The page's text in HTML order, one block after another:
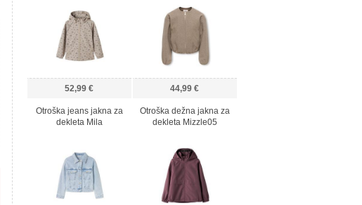
52,99 € 44,99 €
Otroška jeans jakna za
dekleta Mila
Otroška dežna jakna za
dekleta Mizzle05